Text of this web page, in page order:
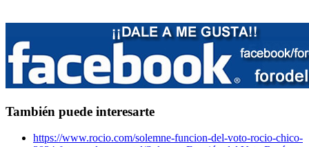
También puede interesarte
https://www.rocio.com/solemne-funcion-del-voto-rocio-chico-